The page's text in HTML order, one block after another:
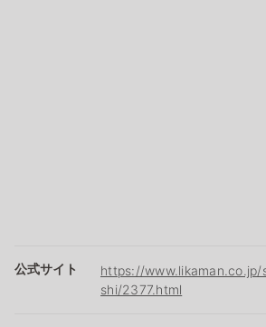
公式サイト
https://
shi/2377.html